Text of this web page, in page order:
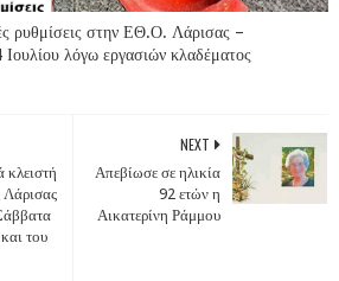
ρυθμίσεις στην ΕΘ.Ο. Λάρισας –
λόγω εργασιών κλαδέματος
NEXT
Απεβίωσε σε ηλικία
92 ετών η
Αικατερίνη Ράμμου
κλειστή
Λάρισας
του